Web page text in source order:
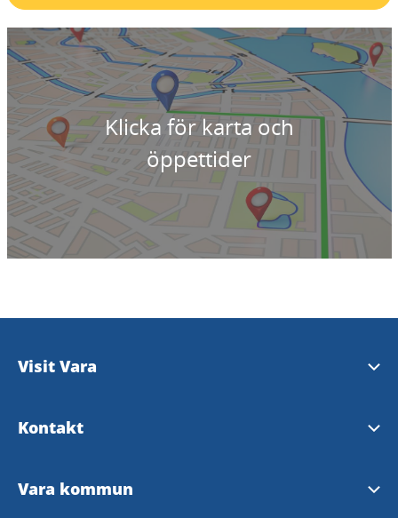
Klicka för karta och
öppettider
Visit Vara
Tipsa om evenemang
Kontakt
kommun@vara.se
Vara kommun